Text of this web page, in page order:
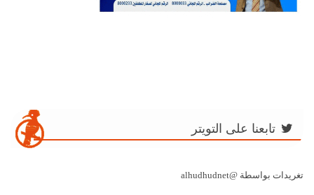
تابعنا على التويتر
تغريدات بواسطة @alhudhudnet